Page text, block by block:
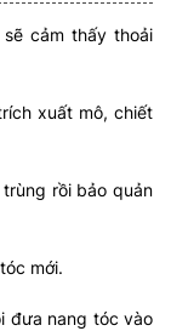
cảm thấy thoải
xuất mô, chiết
rồi bảo quản
mới.
đưa nang tóc vào